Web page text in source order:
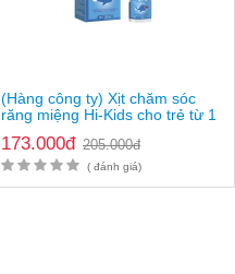
(Hàng công ty) Xịt chăm sóc
răng miệng Hi-Kids cho trẻ từ 1
173.000đ 205.000đ
( đánh giá)